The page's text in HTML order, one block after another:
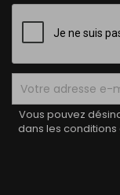
Vous pouvez
dans les